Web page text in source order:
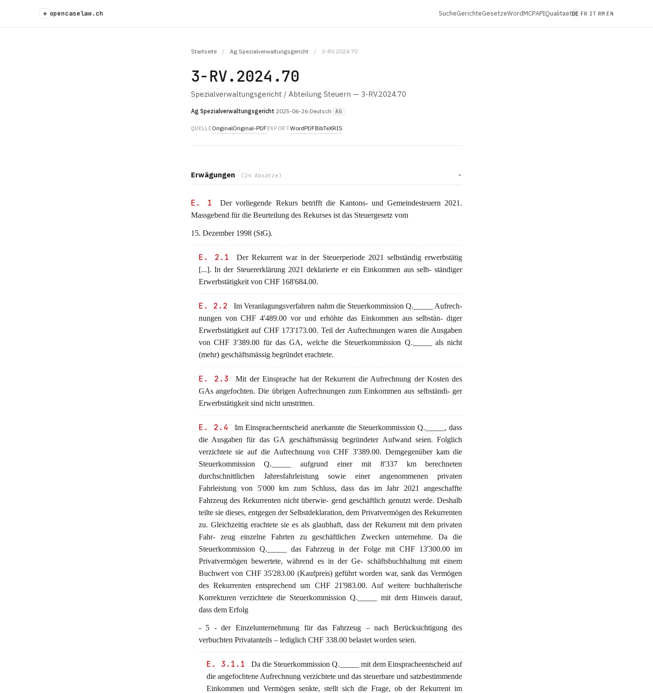
+ opencaselaw.ch SucheGerichteGesetzeWordMCPAPIQualitaetDE FR IT RM EN
Startseite / Ag Spezialverwaltungsgericht / 3-RV.2024.70
3-RV.2024.70
Spezialverwaltungsgericht / Abteilung Steuern — 3-RV.2024.70
Ag Spezialverwaltungsgericht·2025-06-26·Deutsch AG
QUELLEOriginalOriginal-PDF EXPORTWordPDFBibTeXRIS
Erwägungen (24 Absätze)
E. 1
Der vorliegende Rekurs betrifft die Kantons- und Gemeindesteuern 2021.
Massgebend für die Beurteilung des Rekurses ist das Steuergesetz vom
15. Dezember 1998 (StG).
E. 2.1
Der Rekurrent war in der Steuerperiode 2021 selbständig erwerbstätig
[...]. In der Steuererklärung 2021 deklarierte er ein Einkommen aus selb- ständiger
Erwerbstätigkeit von CHF 168'684.00.
E. 2.2
Im Veranlagungsverfahren nahm die Steuerkommission Q._____ Aufrech-
nungen von CHF 4'489.00 vor und erhöhte das Einkommen aus selbstän- diger
Erwerbstätigkeit auf CHF 173'173.00. Teil der Aufrechnungen waren die Ausgaben
von CHF 3'389.00 für das GA, welche die Steuerkommission Q._____ als nicht
(mehr) geschäftsmässig begründet erachtete.
E. 2.3
Mit der Einsprache hat der Rekurrent die Aufrechnung der Kosten des
GAs angefochten. Die übrigen Aufrechnungen zum Einkommen aus selbständi- ger
Erwerbstätigkeit sind nicht umstritten.
E. 2.4
Im Einspracheentscheid anerkannte die Steuerkommission Q._____, dass
die Ausgaben für das GA geschäftsmässig begründeter Aufwand seien. Folglich
verzichtete sie auf die Aufrechnung von CHF 3'389.00. Demgegenüber kam die
Steuerkommission Q._____ aufgrund einer mit 8'337 km berechneten
durchschnittlichen Jahresfahrleistung sowie einer angenommenen privaten
Fahrleistung von 5'000 km zum Schluss, dass das im Jahr 2021 angeschaffte
Fahrzeug des Rekurrenten nicht überwie- gend geschäftlich genutzt werde. Deshalb
teilte sie dieses, entgegen der Selbstdeklaration, dem Privatvermögen des Rekurrenten
zu. Gleichzeitig erachtete sie es als glaubhaft, dass der Rekurrent mit dem privaten
Fahr- zeug einzelne Fahrten zu geschäftlichen Zwecken unternehme. Da die
Steuerkommission Q._____ das Fahrzeug in der Folge mit CHF 13'300.00 im
Privatvermögen bewertete, während es in der Ge- schäftsbuchhaltung mit einem
Buchwert von CHF 35'283.00 (Kaufpreis) geführt worden war, sank das Vermögen
des Rekurrenten entsprechend um CHF 21'983.00. Auf weitere buchhalterische
Korrekturen verzichtete die Steuerkommission Q._____ mit dem Hinweis darauf,
dass dem Erfolg
- 5 - der Einzelunternehmung für das Fahrzeug – nach Berücksichtigung des
verbuchten Privatanteils – lediglich CHF 338.00 belastet worden seien.
E. 3.1.1
Da die Steuerkommission Q._____ mit dem Einspracheentscheid auf
die angefochtene Aufrechnung verzichtete und das steuerbare und satzbestimmende
Einkommen und Vermögen senkte, stellt sich die Frage, ob der Rekurrent im